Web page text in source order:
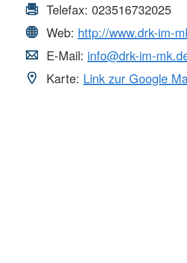
Telefax: 023516732025
Web: http://www.drk-im-
E-Mail: info@drk-im-
Karte: Link zur Google